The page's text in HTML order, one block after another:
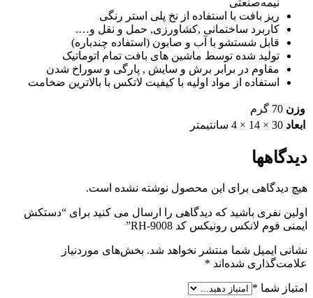
نیمه‌صنعتی
ریز بافت با استفاده از نخ پلی استر رنگی
کاربرد ساختمانی ,کشاورزی, حمل و نقل و….
قابل شستشو با آب و صابون (استفاده چندباره)
تولید شده توسط ماشین های بافت تمام اتوماتیک
مقاوم در برابر برش و سایش , پارگی و سوراخ شدن
استفاده از مواد اولیه با کیفیت لاتکس با بالاترین ضخامت
وزن 70 گرم
ابعاد 30 × 14 × 4 سانتیمتر
دیدگاهها
هیچ دیدگاهی برای این محصول نوشته نشده است.
اولین نفری باشید که دیدگاهی را ارسال می کنید برای “دستکش
ایمنی فوم لانکس رونیکس کد RH-9008”
نشانی ایمیل شما منتشر نخواهد شد. بخش‌های موردنیاز
علامت‌گذاری شده‌اند *
امتیاز شما *